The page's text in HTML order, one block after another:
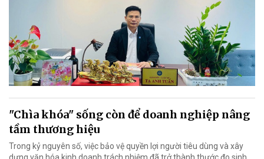
"Chìa khóa" sống còn để doanh nghiệp nâng
tầm thương hiệu
Trong kỷ nguyên số, việc bảo vệ quyền lợi người tiêu dùng và xây